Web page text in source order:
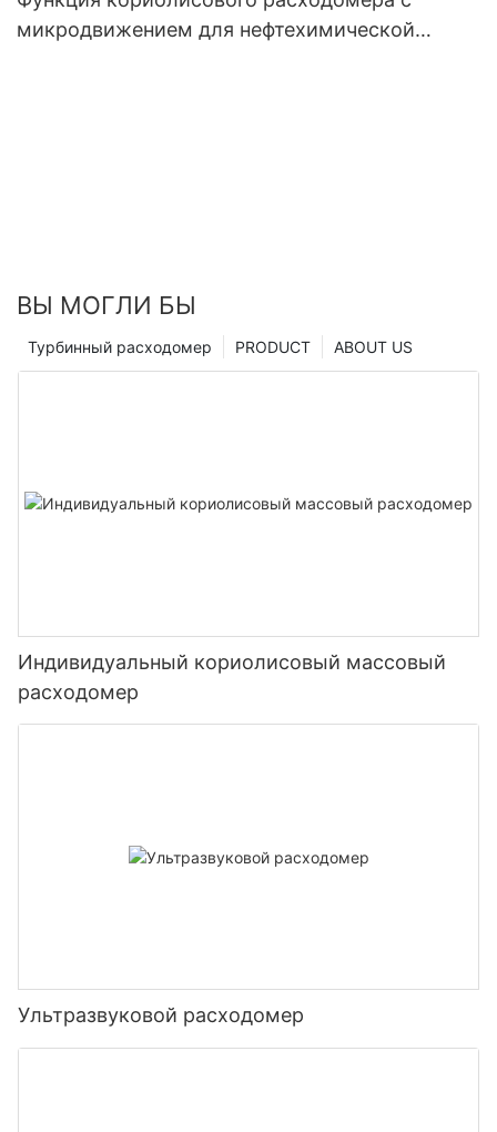
микродвижением для нефтехимической
ВЫ МОГЛИ БЫ
ABOUT US
PRODUCT
Турбинный расходомер
Индивидуальный кориолисовый массовый
расходомер
Ультразвуковой расходомер